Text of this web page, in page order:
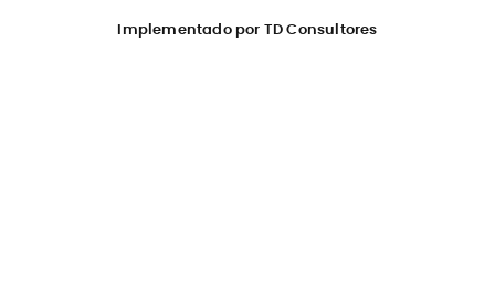
Implementado por TD Consultores